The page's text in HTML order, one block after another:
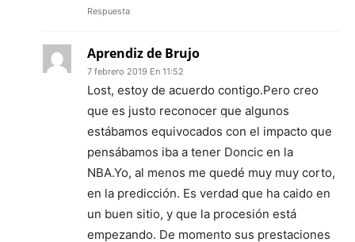
Respuesta
Aprendiz de Brujo
7 febrero 2019 En 11:52
Lost, estoy de acuerdo contigo.Pero creo
que es justo reconocer que algunos
estábamos equivocados con el impacto que
pensábamos iba a tener Doncic en la
NBA.Yo, al menos me quedé muy muy corto,
en la predicción. Es verdad que ha caido en
un buen sitio, y que la procesión está
empezando. De momento sus prestaciones